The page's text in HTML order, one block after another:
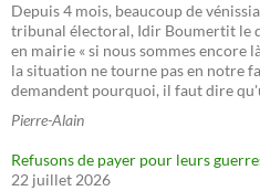
Depuis 4 mois, beaucoup de
tribunal électoral, Idir Boumertit le
en mairie « si nous sommes encore
la situation ne tourne pas en notre
demandent pourquoi, il faut dire
Pierre-Alain
Refusons de payer pour leurs
22 juillet 2026